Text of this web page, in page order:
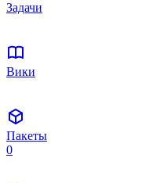
Задачи
Вики
Пакеты
0